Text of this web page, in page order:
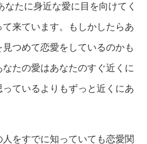
なたに身近な愛に目を向けてく
来ています。もしかしたらあ
つめて恋愛をしているのかも
たの愛はあなたのすぐ近くに
ているよりもずっと近くにあ
をすでに知っていても恋愛関